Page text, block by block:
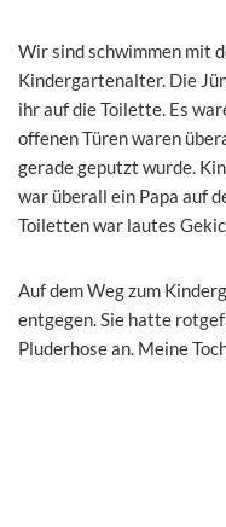
Wir sind schwimmen mit
Kindergartenalter. Die
ihr auf die Toilette. Es
offenen Türen waren
gerade geputzt wurde.
war überall ein Papa auf
Toiletten war lautes
Auf dem Weg zum
entgegen. Sie hatte
Pluderhose an. Meine